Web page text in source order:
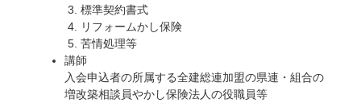
標準契約書式
リフォームかし保険
苦情処理等
講師
入会申込者の所属する全建総連加盟の県連・組合の
増改築相談員やかし保険法人の役職員等